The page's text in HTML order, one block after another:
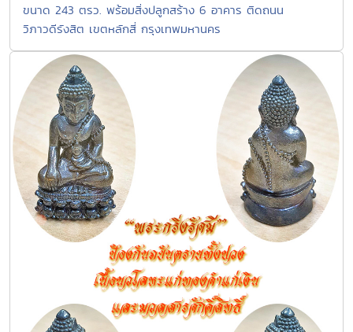
ขนาด 243 ตรว. พร้อมสิ่งปลูกสร้าง 6 อาคาร ติดถนน
วิภาวดีรังสิต เขตหลักสี่ กรุงเทพมหานคร